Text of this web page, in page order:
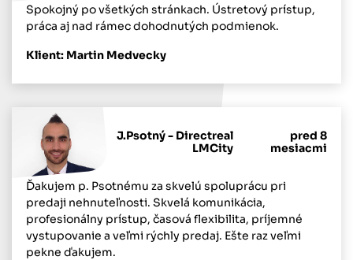
Spokojný po všetkých stránkach. Ústretový prístup,
práca aj nad rámec dohodnutých podmienok.
Klient: Martin Medvecky
J.Psotný - Directreal
LMCity
pred 8
mesiacmi
Ďakujem p. Psotnému za skvelú spoluprácu pri
predaji nehnuteľnosti. Skvelá komunikácia,
profesionálny prístup, časová flexibilita, príjemné
vystupovanie a veľmi rýchly predaj. Ešte raz veľmi
pekne ďakujem.